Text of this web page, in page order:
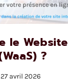
le Website
?
27 avril 2026